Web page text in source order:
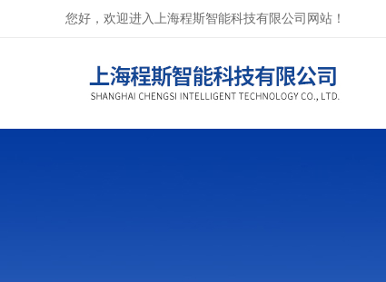
您好，欢迎进入上海程斯智能科技有限公司网站！